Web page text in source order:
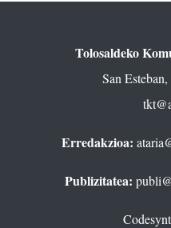
Tolosaldeko
San
Erredakzioa:
Publizitatea: